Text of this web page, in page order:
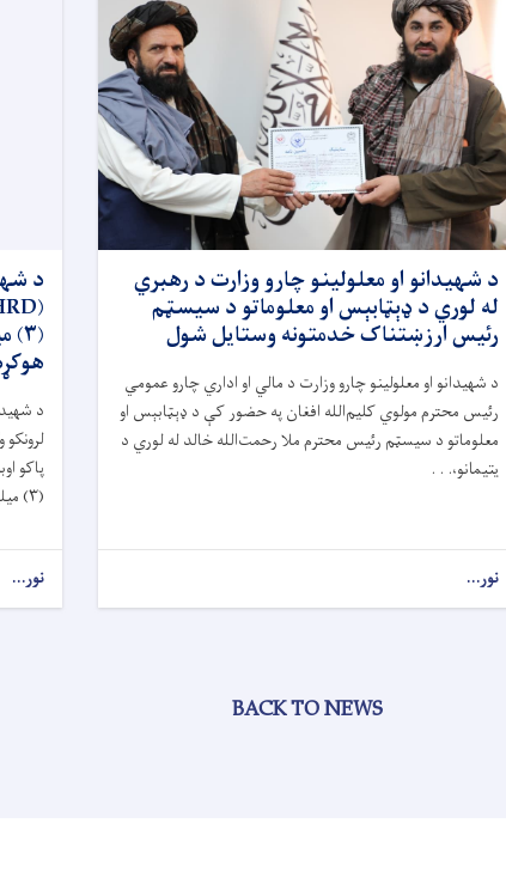
د شهیدانو او معلولینو چارو وزارت د رهبري
له لوري د ډېټابېس او معلوماتو د سیسټم
رئیس ارزښتناک خدمتونه وستایل شول
د شهیدانو او معلولینو چارو وزارت د مالي او اداري چارو عمومي
رئیس محترم مولوي کلیم‌الله افغان په حضور کې د ډېټابېس او
معلوماتو د سیسټم رئیس محترم ملا رحمت‌الله خالد له لوري د
یتیمانو،. . .
نور...
د
د
پاکو
(۳)
نور...
BACK TO NEWS